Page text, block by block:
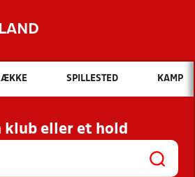
Hvad vil du søge efter?
INDHOLD OG NYHEDER
KLUBBER OG
HOLD
SPILLESTED KAMP
klub eller et hold